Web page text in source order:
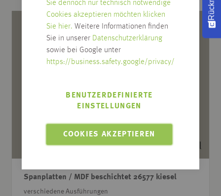
Sie dennoch nur technisch notwendige
Cookies akzeptieren möchten klicken
Sie hier. Weitere Informationen finden
Sie in unserer Datenschutzerklärung
sowie bei Google unter
https://business.safety.google/privacy/
COOKIES AKZEPTIEREN
BENUTZERDEFINIERTE
EINSTELLUNGEN
Spanplatten / MDF beschichtet 26577 kiesel
verschiedene Ausführungen